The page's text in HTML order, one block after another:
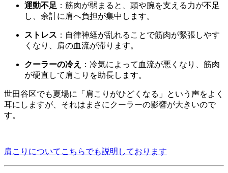
運動不足 ：筋肉が弱まると、頭や腕を支える力が不足
し、余計に肩へ負担が集中します。
ストレス ：自律神経が乱れることで筋肉が緊張しやす
くなり、肩の血流が滞ります。
クーラーの冷え
：冷気によって血流が悪くなり、筋肉
が硬直して肩こりを助長します。
世田谷区でも夏場に「肩こりがひどくなる」という声をよく
耳にしますが、それはまさにクーラーの影響が大きいので
す。
肩こりについてこちらでも説明しております